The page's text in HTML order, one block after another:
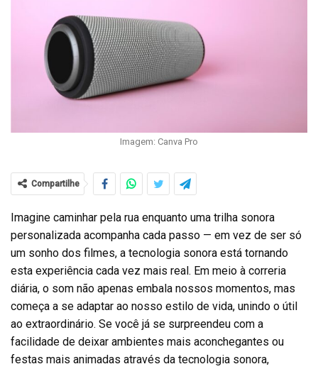
Imagem: Canva Pro
Compartilhe
Imagine caminhar pela rua enquanto uma trilha sonora
personalizada acompanha cada passo — em vez de ser só
um sonho dos filmes, a tecnologia sonora está tornando
esta experiência cada vez mais real. Em meio à correria
diária, o som não apenas embala nossos momentos, mas
começa a se adaptar ao nosso estilo de vida, unindo o útil
ao extraordinário. Se você já se surpreendeu com a
facilidade de deixar ambientes mais aconchegantes ou
festas mais animadas através da tecnologia sonora,